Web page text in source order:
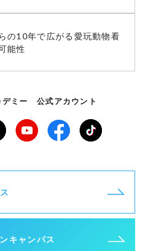
の10年で広がる愛玩動物看
能性
デミー 公式アカウント
キャンパス